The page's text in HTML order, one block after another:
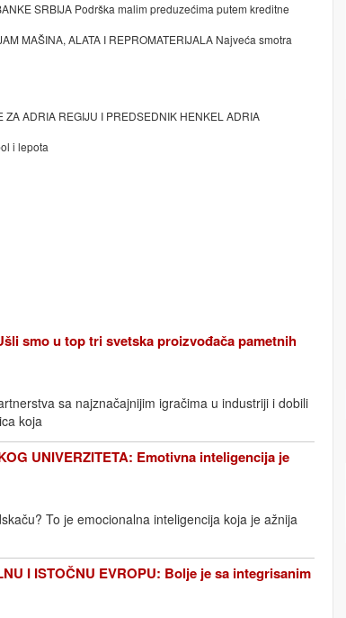
SRBIJA Podrška malim preduzećima putem kreditne
MAŠINA, ALATA I REPROMATERIJALA Najveća smotra
ADRIA REGIJU I PREDSEDNIK HENKEL ADRIA
i lepota
smo u top tri svetska proizvođača pametnih
sa najznačajnijim igračima u industriji i dobili
koja
UNIVERZITETA: Emotivna inteligencija je
To je emocionalna inteligencija koja je ažnija
I ISTOČNU EVROPU: Bolje je sa integrisanim